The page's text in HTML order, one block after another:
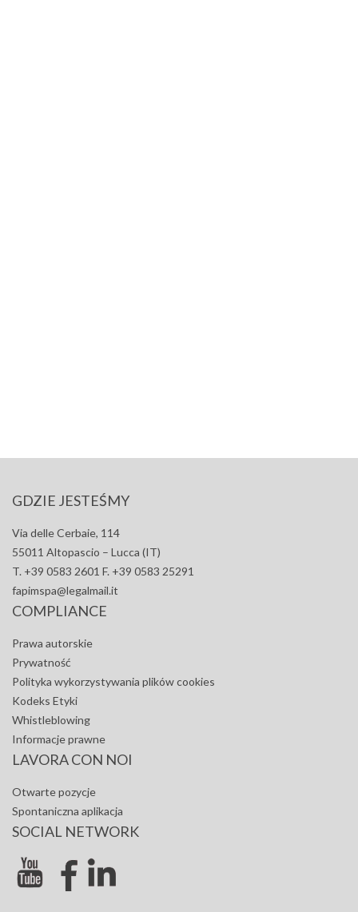
GDZIE JESTEŚMY
Via delle Cerbaie, 114
55011 Altopascio – Lucca (IT)
T. +39 0583 2601 F. +39 0583 25291
fapimspa@legalmail.it
COMPLIANCE
Prawa autorskie
Prywatność
Polityka wykorzystywania plików cookies
Kodeks Etyki
Whistleblowing
Informacje prawne
LAVORA CON NOI
Otwarte pozycje
Spontaniczna aplikacja
SOCIAL NETWORK